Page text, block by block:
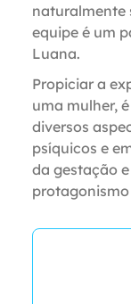
naturalmente
equipe é um
Luana.
Propiciar a
uma mulher,
diversos
psíquicos e
da gestação
protagonismo